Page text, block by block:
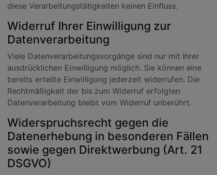
diese Verarbeitungstätigkeiten keinen Einfluss.
Widerruf Ihrer Einwilligung zur
Datenverarbeitung
Viele Datenverarbeitungsvorgänge sind nur mit Ihrer
ausdrücklichen Einwilligung möglich. Sie können eine
bereits erteilte Einwilligung jederzeit widerrufen. Die
Rechtmäßigkeit der bis zum Widerruf erfolgten
Datenverarbeitung bleibt vom Widerruf unberührt.
Widerspruchsrecht gegen die
Datenerhebung in besonderen Fällen
sowie gegen Direktwerbung (Art. 21
DSGVO)